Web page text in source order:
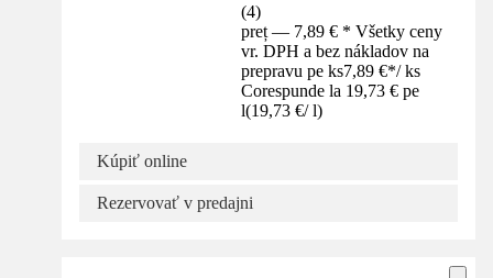
(4)
preț — 7,89 € * Všetky ceny
vr. DPH a bez nákladov na
prepravu pe ks7,89 €*/ ks
Corespunde la 19,73 € pe
l(19,73 €/ l)
Kúpiť online
Rezervovať v predajni